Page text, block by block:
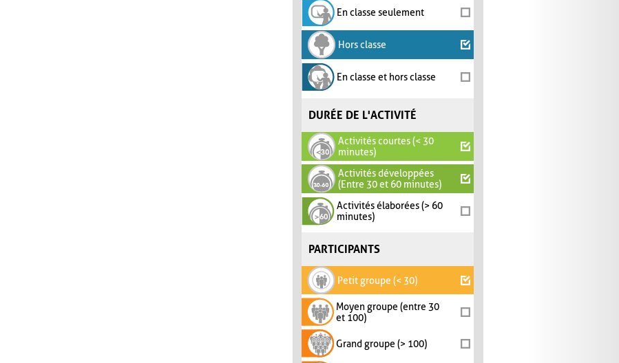
En classe seulement
Hors classe
En classe et hors classe
DURÉE DE L'ACTIVITÉ
Activités courtes (< 30
minutes)
Activités développées
(Entre 30 et 60 minutes)
Activités élaborées (> 60
minutes)
PARTICIPANTS
Petit groupe (< 30)
Moyen groupe (entre 30
et 100)
Grand groupe (> 100)